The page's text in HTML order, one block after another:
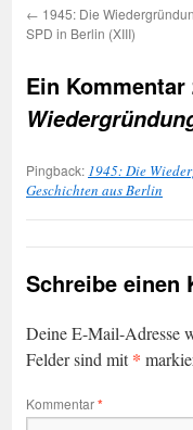
← 1945: Die
SPD in Berlin (XIII)
Ein Kommentar
Pingback: 1945: Die
Geschichten aus Berlin
Schreibe einen
Deine E-Mail-Adresse
Felder sind mit*
Kommentar*